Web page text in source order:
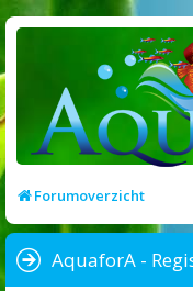
Forumoverzicht
AquaforA -